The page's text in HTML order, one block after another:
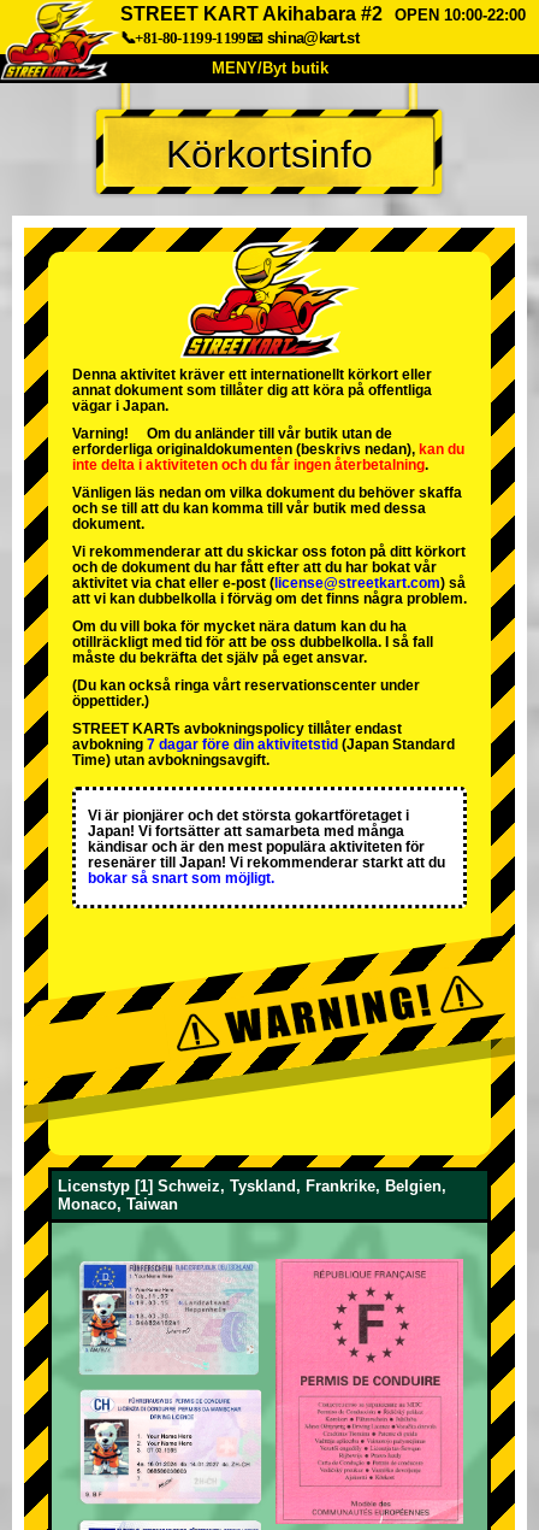
STREET KART Akihabara #2
OPEN 10:00-22:00
📞+81-80-1199-1199📧 shina@kart.st
MENY/Byt butik
HEM
Om oss Specifikationer Pris
Företag Boka
Byt butik
Tokyo Shinagawa
Tokyo Akihabara#2
Tokyo Shibuya Annex Tokyo Bay
Tokyo Asakusa Osaka
Okinawa
Körkortsinfo
Denna aktivitet kräver ett internationellt körkort eller
annat dokument som tillåter dig att köra på offentliga
vägar i Japan.
Varning! Om du anländer till vår butik utan de
erforderliga originaldokumenten (beskrivs nedan), kan du
inte delta i aktiviteten och du får ingen återbetalning.
Vänligen läs nedan om vilka dokument du behöver skaffa
och se till att du kan komma till vår butik med dessa
dokument.
Vi rekommenderar att du skickar oss foton på ditt körkort
och de dokument du har fått efter att du har bokat vår
aktivitet via chat eller e-post ( license@streetkart.com) så
att vi kan dubbelkolla i förväg om det finns några problem.
Om du vill boka för mycket nära datum kan du ha
otillräckligt med tid för att be oss dubbelkolla. I så fall
måste du bekräfta det själv på eget ansvar.
(Du kan också ringa vårt reservationscenter under
öppettider.)
STREET KARTs avbokningspolicy tillåter endast
avbokning 7 dagar före din aktivitetstid (Japan Standard
Time) utan avbokningsavgift.
Vi är pionjärer och det största gokartföretaget i
Japan! Vi fortsätter att samarbeta med många
kändisar och är den mest populära aktiviteten för
resenärer till Japan! Vi rekommenderar starkt att du
bokar så snart som möjligt.
Licenstyp [1] Schweiz, Tyskland, Frankrike, Belgien,
Monaco, Taiwan